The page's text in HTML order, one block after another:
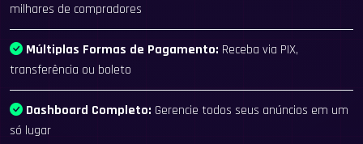
milhares de compradores
Múltiplas Formas de Pagamento: Receba via PIX,
transferência ou boleto
Dashboard Completo: Gerencie todos seus anúncios em um
só lugar